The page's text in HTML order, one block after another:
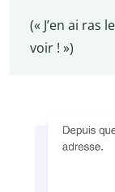
(« J’en ai ras
voir ! »)